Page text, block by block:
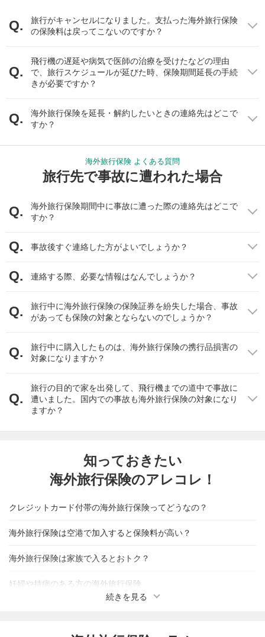
これだけでも日本の治療費用と大きく差があるように感じられま
すね。さらに、海外では救急車が有料である場合や、医療制度自
情報を事前に調べておくこと、また、いざというときに、冷静に
対応することが必要です。
旅行がキャンセルになりました。支払った海外旅行保険
の保険料は戻ってこないのですか？
飛行機の遅延や病気で医師の治療を受けたなどの理由
で、旅行スケジュールが延びた時、保険期間延長の手続
きが必要ですか？
海外旅行保険を延長・解約したいときの連絡先はどこで
すか？
海外旅行保険 よくある質問
旅行先で事故に遭われた場合
海外旅行保険期間中に事故に遭った際の連絡先はどこで
すか？
事故後すぐ連絡した方がよいでしょうか？
連絡する際、必要な情報はなんでしょうか？
旅行中に海外旅行保険の保険証券を紛失した場合、事故
があっても保険の対象とならないのでしょうか？
旅行中に購入したものは、海外旅行保険の携行品損害の
対象になりますか？
旅行の目的で家を出発して、飛行機までの道中で事故に
遭いました。国内での事故も海外旅行保険の対象になり
ますか？
知っておきたい
海外旅行保険のアレコレ！
クレジットカード付帯の海外旅行保険ってどうなの？
海外旅行保険は空港で加入すると保険料が高い？
海外旅行保険は家族で入るとおトク？
妊婦や持病のある方の海外旅行保険
続きを見る